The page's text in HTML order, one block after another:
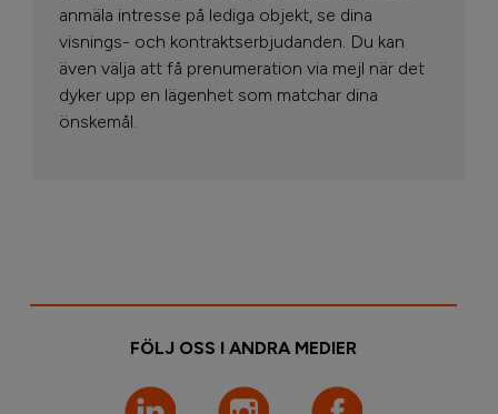
anmäla intresse på lediga objekt, se dina
visnings- och kontraktserbjudanden. Du kan
även välja att få prenumeration via mejl när det
dyker upp en lägenhet som matchar dina
önskemål.
FÖLJ OSS I ANDRA MEDIER